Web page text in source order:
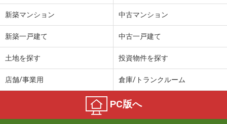
新築マンション 中古マンション
新築一戸建て 中古一戸建て
土地を探す 投資物件を探す
店舗/事業用 倉庫/トランクルーム
PC版へ